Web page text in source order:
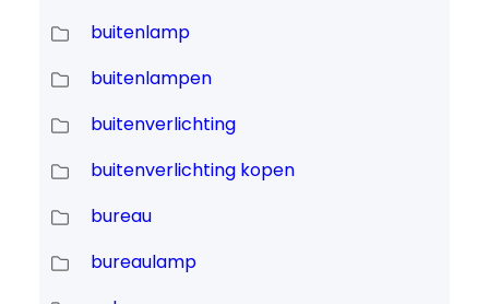
buitenlamp
buitenlampen
buitenverlichting
buitenverlichting kopen
bureau
bureaulamp